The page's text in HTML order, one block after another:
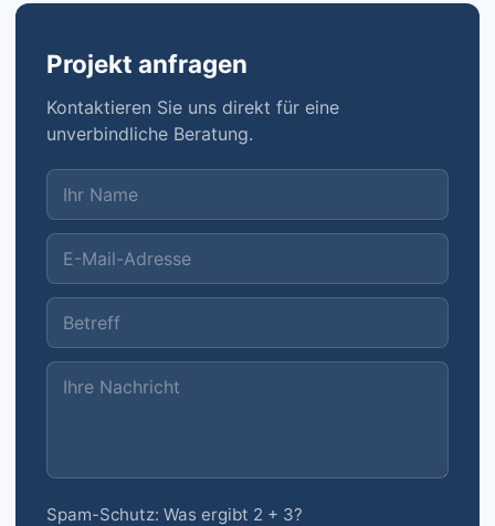
Projekt anfragen
Kontaktieren Sie uns direkt für eine
unverbindliche Beratung.
Spam-Schutz: Was ergibt 2 + 3?